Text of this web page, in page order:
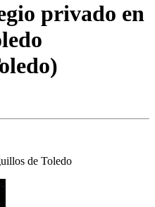
privado en
de Toledo